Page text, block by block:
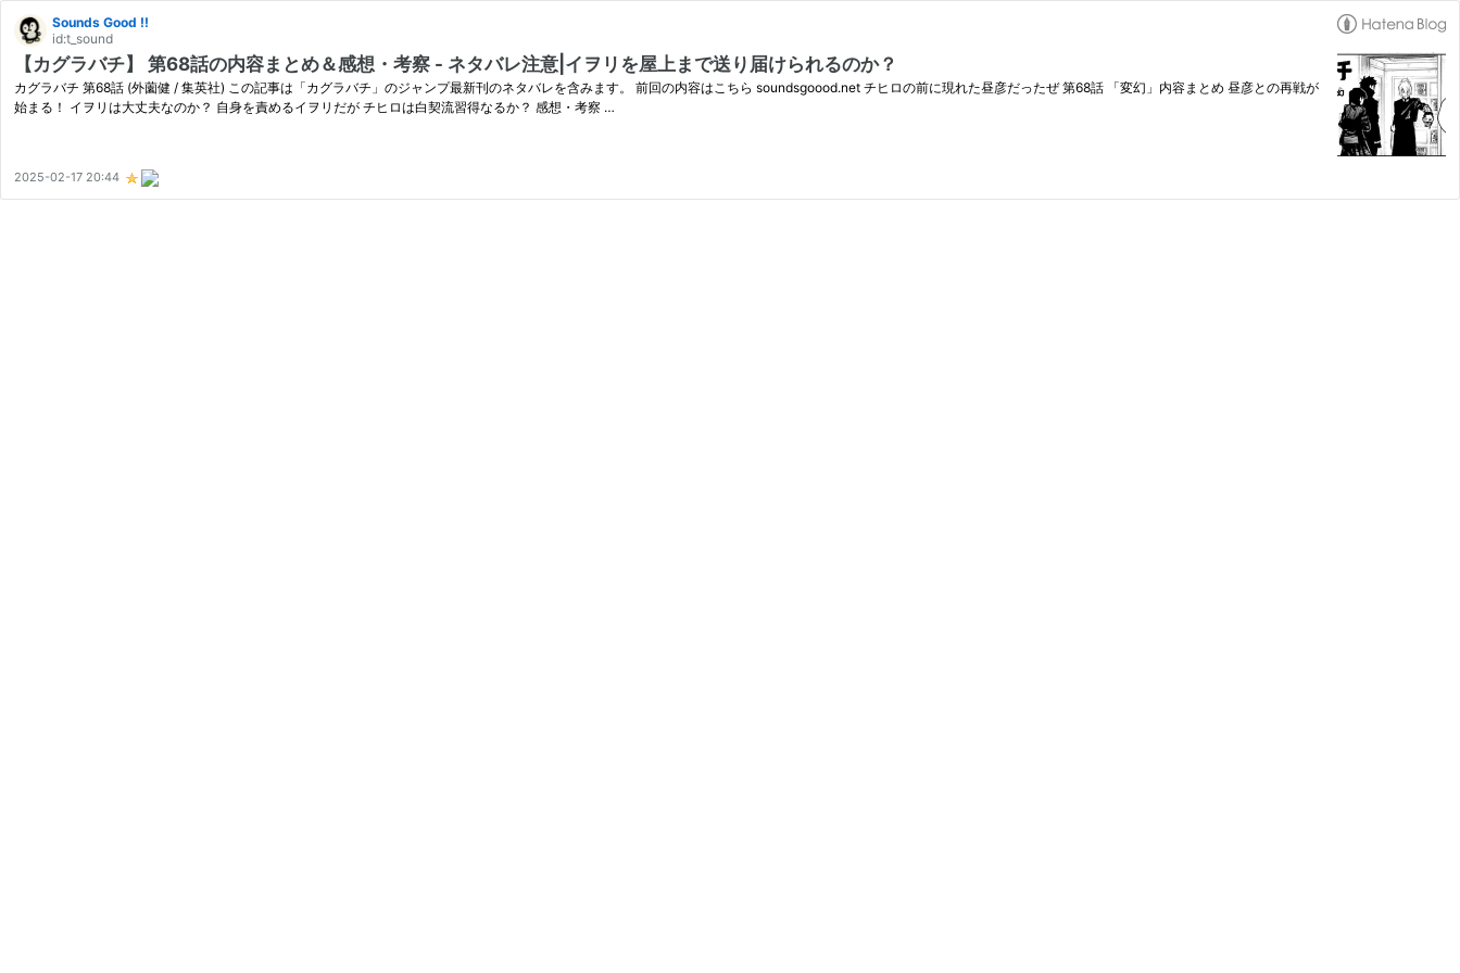
Sounds Good !!
id:t_sound
【カグラバチ】 第68話の内容まとめ＆感想・考察 - ネタバレ注意|イヲリを屋上まで送り届けられるのか？
カグラバチ 第68話 (外薗健 / 集英社) この記事は「カグラバチ」のジャンプ最新刊のネタバレを含みます。 前回の内容はこちら soundsgoood.net チヒロの前に現れた昼彦だったぜ 第68話 「変幻」内容まとめ 昼彦との再戦が
始まる！ イヲリは大丈夫なのか？ 自身を責めるイヲリだが チヒロは白契流習得なるか？ 感想・考察 …
2025-02-17 20:44